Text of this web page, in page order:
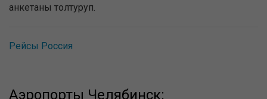
анкетаны толтуруп.
Рейсы Россия
Аэропорты Челябинск: